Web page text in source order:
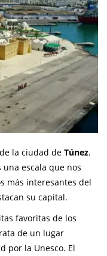
la ciudad de Túnez.
escala que nos
más interesantes del
su capital.
favoritas de los
de un lugar
por la Unesco. El